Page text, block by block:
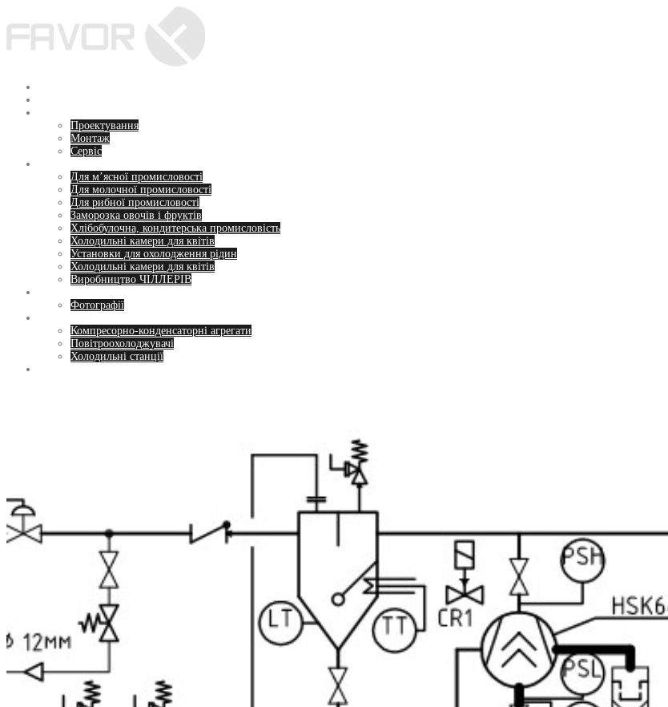
до
вмісту
Проектування
Монтаж
Сервіс
Для м’ясної промисловості
Для молочної промисловості
Для рибної промисловості
Заморозка овочів і фруктів
Хлібобулочна, кондитерська промисловість
Холодильні камери для квітів
Установки для охолодження рідин
Холодильні камери для квітів
Виробництво ЧІЛЛЕРІВ
Фотографії
Компресорно-конденсаторні агрегати
Повітроохолоджувачі
Холодильні станції